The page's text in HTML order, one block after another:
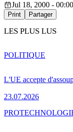
Jul 18, 2000 - 00:00
Print Partager
LES PLUS LUS
L'UE accepte
23.07.2026
POLITIQUE
PRO